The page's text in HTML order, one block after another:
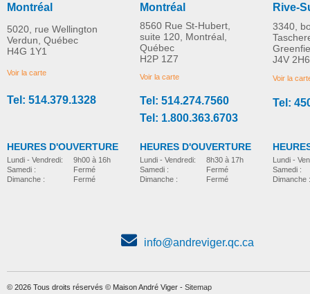
Poussette Adaptive Star
Axiom IMPROV 3
poussette-adaptee-pour-enfants
Poussette Adaptive
poussette-adaptee-pour-enfants
PLUS D'INFORMATION
Montréal
5020, rue Wellington
Verdun, Québec
H4G 1Y1
Voir la carte
Tel: 514.379.1328
HEURES D'OUVERTURE
Lundi - Vendredi:
Samedi :
Dimanche :
9h00 à 16h
Fermé
Fermé
Montréal
8560 Rue St-Hubert,
suite 120, Montréal,
Québec
H2P 1Z7
Voir la carte
Tel: 514.274.7560
Tel: 1.800.363.6703
HEURES D'OUVERTURE
Lundi - Vendredi:
Samedi :
Dimanche :
8h30 à 17h
Fermé
Fermé
Rive-
3340,
J4V 2H6
Voir la
Tel:
Lundi -
Samedi :
Dimanche :
info@andreviger.qc.ca
© 2026 Tous droits réservés © Maison André Viger - Sitemap